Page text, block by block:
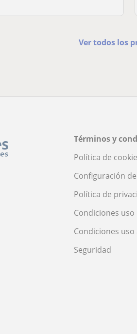
Ver todos los
Términos y
Política de
Configuración
Política de
Condiciones
Condiciones
Seguridad